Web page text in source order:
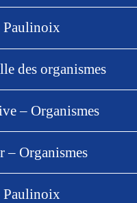
Paulinoix
des organismes
– Organismes
– Organismes
Paulinoix